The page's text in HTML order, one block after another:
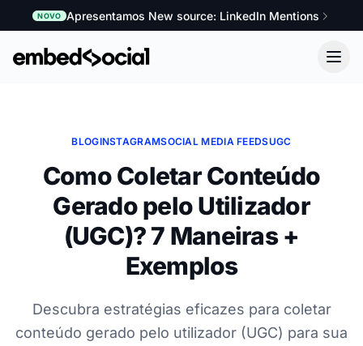
NOVO Apresentamos New source: LinkedIn Mentions
BLOGINSTAGRAMSOCIAL MEDIA FEEDSUGC
Como Coletar Conteúdo
Gerado pelo Utilizador
(UGC)? 7 Maneiras +
Exemplos
Descubra estratégias eficazes para coletar
conteúdo gerado pelo utilizador (UGC) para sua